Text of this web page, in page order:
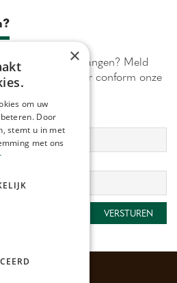
onze acties ontvangen? Meld
gegevens secuur conform onze
Achternaam:
×
om uw
Door
stemt u in met
met ons